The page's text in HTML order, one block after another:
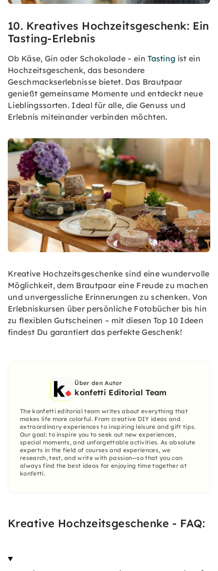
10. Kreatives Hochzeitsgeschenk: Ein
Tasting-Erlebnis
Ob Käse, Gin oder Schokolade – einTasting ist ein
Hochzeitsgeschenk, das besondere
Geschmackserlebnisse bietet. Das Brautpaar
genießt gemeinsame Momente und entdeckt neue
Lieblingssorten. Ideal für alle, die Genuss und
Erlebnis miteinander verbinden möchten.
Kreative Hochzeitsgeschenke sind eine wundervolle
Möglichkeit, dem Brautpaar eine Freude zu machen
und unvergessliche Erinnerungen zu schenken. Von
Erlebniskursen über persönliche Fotobücher bis hin
zu flexiblen Gutscheinen – mit diesen Top 10 Ideen
findest Du garantiert das perfekte Geschenk!
Über den Autor
konfetti Editorial Team
The konfetti editorial team writes about everything that
makes life more colorful. From creative DIY ideas and
extraordinary experiences to inspiring leisure and gift tips.
Our goal: to inspire you to seek out new experiences,
special moments, and unforgettable activities. As absolute
experts in the field of courses and experiences, we
research, test, and write with passion—so that you can
always find the best ideas for enjoying time together at
konfetti.
Kreative Hochzeitsgeschenke - FAQ: